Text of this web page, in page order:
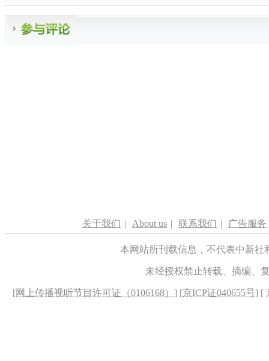
关于我们 | About us | 联系我们 | 广告服务
本网站所刊载信息，不代表中新
未经授权禁止转载、摘编、
[网上传播视听节目许可证（0106168） ] [京ICP证040655号] [